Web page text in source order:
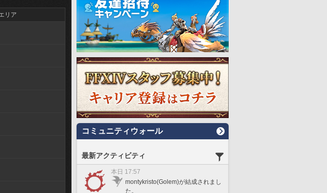
リア
コミュニティウォール
最新アクティビティ
本日 17:57
montykristo(Golem)が結成されまし
た。